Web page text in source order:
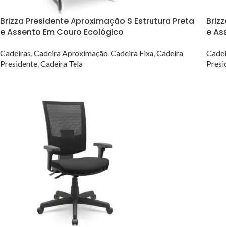
Brizza Presidente Aproximação S Estrutura Preta
e Assento Em Couro Ecológico
Cadeiras,Cadeira Aproximação,Cadeira Fixa,Cadeira
Presidente,Cadeira Tela
e